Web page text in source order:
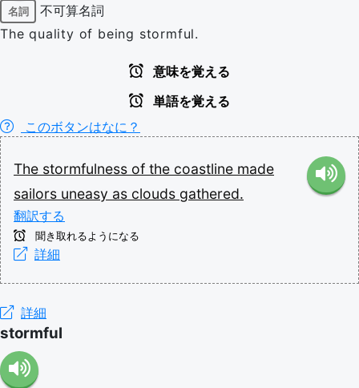
名詞
不可算名詞
The quality of being stormful.
意味を覚える
単語を覚える
このボタンはなに？
The stormfulness of the coastline made
sailors uneasy as clouds gathered.
翻訳する
聞き取れるようになる
詳細
詳細
stormful